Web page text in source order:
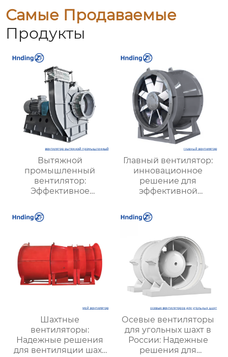
Самые Продаваемые
Продукты
Вытяжной
промышленный
вентилятор:
Эффективное
надежной вентиляции
Главный вентилятор:
инновационное
решение для
эффективной
оптимизации работы
Шахтные
вентиляторы:
Надежные решения
для вентиляции шахт
Осевые вентиляторы
для угольных шахт в
России: Надежные
решения для